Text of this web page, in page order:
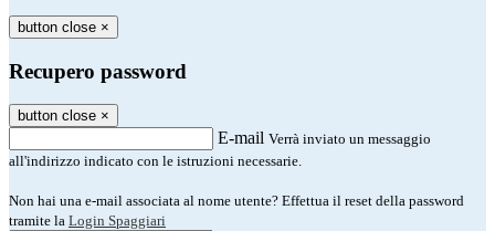
button close ×
Recupero password
button close ×
E-mail Verrà inviato un messaggio
all'indirizzo indicato con le istruzioni necessarie.
Non hai una e-mail associata al nome utente? Effettua il reset della password
tramite la Login Spaggiari